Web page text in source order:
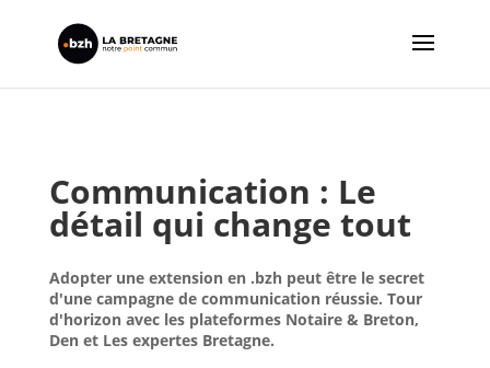
Communication : Le
détail qui change tout
Adopter une extension en .bzh peut être le secret
d'une campagne de communication réussie. Tour
d'horizon avec les plateformes Notaire & Breton,
Den et Les expertes Bretagne.